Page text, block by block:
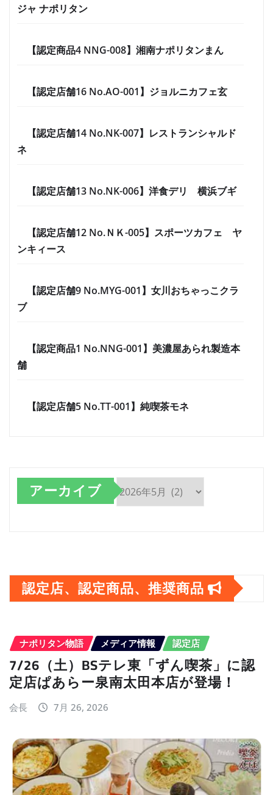
ジャ ナポリタン
【認定商品4 NNG-008】湘南ナポリタンまん
【認定店舗16 No.AO-001】ジョルニカフェ玄
【認定店舗14 No.NK-007】レストランシャルド
ネ
【認定店舗13 No.NK-006】洋食デリ 横浜ブギ
【認定店舗12 No.ＮＫ-005】スポーツカフェ ヤ
ンキィース
【認定店舗9 No.MYG-001】女川おちゃっこクラ
ブ
【認定商品1 No.NNG-001】美濃屋あられ製造本
舗
【認定店舗5 No.TT-001】純喫茶モネ
アーカイブ
イ
ブ
認定店、認定商品、推奨商品
ナポリタン物語 メディア情報 認定店
7/26（土）BSテレ東「ずん喫茶」に認
定店ぱあらー泉南太田本店が登場！
会長 7月 26, 2026